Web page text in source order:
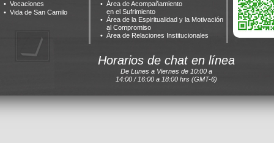
Vocaciones
Vida de San Camilo
Área de Acompañamiento
en el Sufrimiento
Área de la Espiritualidad y la Motivación
al Compromiso
Área de Relaciones Institucionales
Horarios de chat en línea
De Lunes a Viernes de 10:00 a
14:00 / 16:00 a 18:00 hrs (GMT-6)